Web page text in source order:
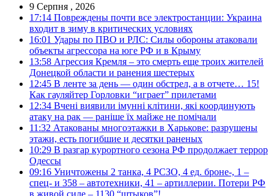
9 Серпня , 2026
17:14 Повреждены почти все электростанции: Украина
входит в зиму в критических условиях
16:01 Удары по ПВО и РЛС: Силы обороны атаковали
объекты агрессора на юге РФ и в Крыму
13:58 Агрессия Кремля – это смерть еще троих жителей
Донецкой области и ранения шестерых
12:45 В ленте за день — один обстрел, а в отчете… 15!
Как гауляйтер Горловки “играет” прилетами
12:34 Вчені виявили імунні клітини, які координують
атаку на рак — раніше їх майже не помічали
11:32 Атакованы многоэтажки в Харькове: разрушены
этажи, есть погибшие и десятки раненых
10:29 В разгар курортного сезона РФ продолжает террор
Одессы
09:16 Уничтожены 2 танка, 4 РСЗО, 4 ед. броне-, 1 –
спец- и 358 – автотехники, 41 – артиллерии. Потери РФ
в живой силе – 1130 “штыков”!